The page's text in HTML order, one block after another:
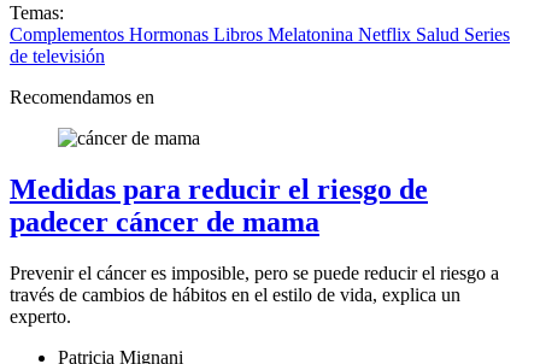
Temas:
Complementos Hormonas Libros Melatonina Netflix Salud Series
de televisión
Recomendamos en
Medidas para reducir el riesgo de
padecer cáncer de mama
Prevenir el cáncer es imposible, pero se puede reducir el riesgo a
través de cambios de hábitos en el estilo de vida, explica un
experto.
Patricia Mignani